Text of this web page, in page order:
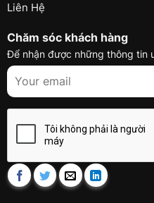
Liên Hệ
Chăm sóc khách hàng
Để nhận được những thông tin